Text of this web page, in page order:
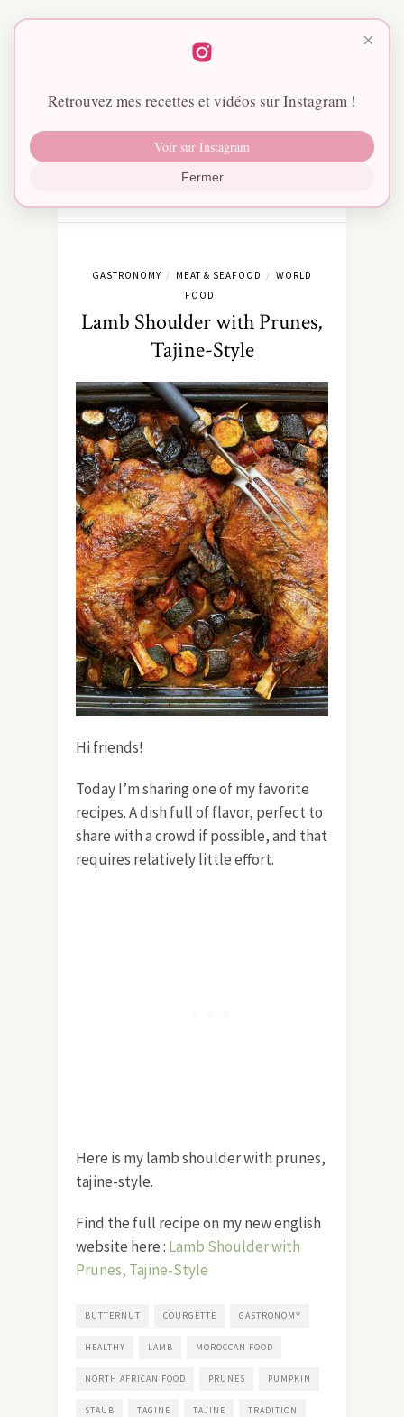
GASTRONOMY / MEAT & SEAFOOD /
WORLD
FOOD
Lamb Shoulder with Prunes,
Tajine-Style
Hi friends!
Today I’m sharing one of my favorite
recipes. A dish full of flavor, perfect to
share with a crowd if possible, and that
requires relatively little effort.
Here is my lamb shoulder with prunes,
tajine-style.
Find the full recipe on my new english
website here : Lamb Shoulder with
Prunes, Tajine-Style
BUTTERNUT COURGETTE GASTRONOMY
HEALTHY LAMB MOROCCAN FOOD
NORTH AFRICAN FOOD PRUNES PUMPKIN
STAUB TAGINE TAJINE TRADITION
×
Retrouvez mes recettes et vidéos sur Instagram !
Voir sur Instagram
Fermer